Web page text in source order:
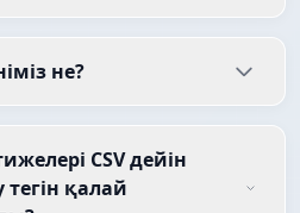
не?
CSV дейін
қалай